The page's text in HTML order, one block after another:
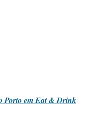
Porto em Eat & Drink